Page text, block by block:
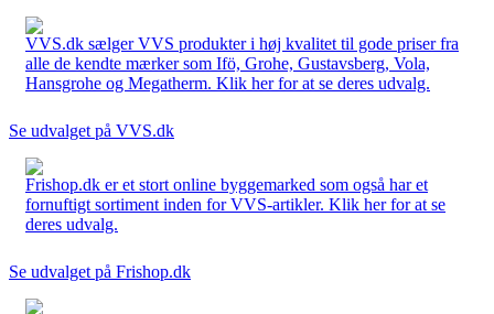
VVS.dk sælger VVS produkter i høj kvalitet til gode priser fra
alle de kendte mærker som Ifö, Grohe, Gustavsberg, Vola,
Hansgrohe og Megatherm. Klik her for at se deres udvalg.
Se udvalget på VVS.dk
Frishop.dk er et stort online byggemarked som også har et
fornuftigt sortiment inden for VVS-artikler. Klik her for at se
deres udvalg.
Se udvalget på Frishop.dk